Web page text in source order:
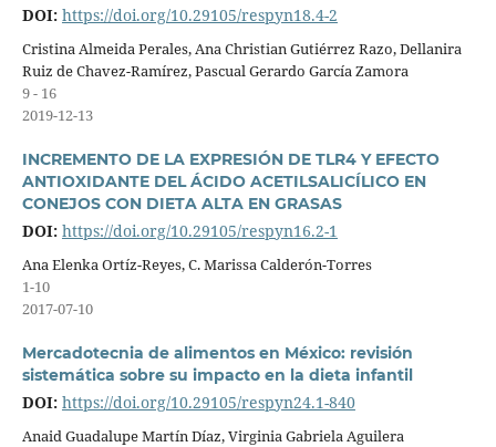
DOI: https://doi.org/10.29105/respyn18.4-2
Cristina Almeida Perales, Ana Christian Gutiérrez Razo, Dellanira
Ruiz de Chavez-Ramírez, Pascual Gerardo García Zamora
9 - 16
2019-12-13
INCREMENTO DE LA EXPRESIÓN DE TLR4 Y EFECTO
ANTIOXIDANTE DEL ÁCIDO ACETILSALICÍLICO EN
CONEJOS CON DIETA ALTA EN GRASAS
DOI: https://doi.org/10.29105/respyn16.2-1
Ana Elenka Ortíz-Reyes, C. Marissa Calderón-Torres
1-10
2017-07-10
Mercadotecnia de alimentos en México: revisión
sistemática sobre su impacto en la dieta infantil
DOI: https://doi.org/10.29105/respyn24.1-840
Anaid Guadalupe Martín Díaz, Virginia Gabriela Aguilera